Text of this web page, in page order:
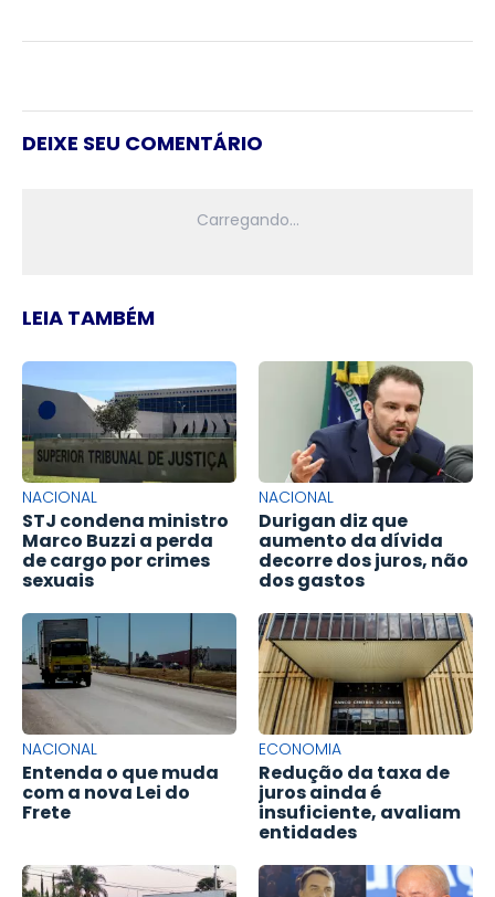
DEIXE SEU COMENTÁRIO
LEIA TAMBÉM
NACIONAL
STJ condena ministro
Marco Buzzi a perda
de cargo por crimes
sexuais
NACIONAL
Durigan diz que
aumento da dívida
decorre dos juros, não
dos gastos
NACIONAL
Entenda o que muda
com a nova Lei do
Frete
ECONOMIA
Redução da taxa de
juros ainda é
insuficiente, avaliam
entidades